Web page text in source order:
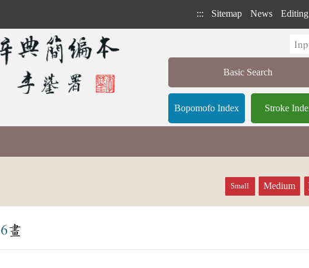
::: Sitemap News
Basic Search
Bopomofo Index Stroke
Small Medium
6畫